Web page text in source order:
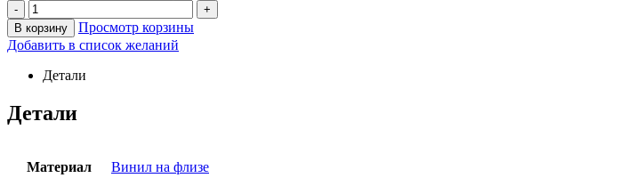
-
+
В корзину
Просмотр корзины
Добавить в список желаний
Детали
Детали
Материал Винил на флизе